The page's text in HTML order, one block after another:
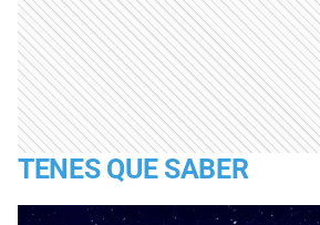
TENES QUE SABER